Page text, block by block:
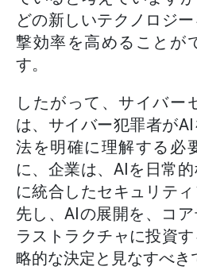
どの新しいテクノロジ
撃効率を高めることが
す。
したがって、サイバー
は、サイバー犯罪者が
法を明確に理解する必
に、企業は、AIを日常
に統合したセキュリテ
先し、AIの展開を、コ
ラストラクチャに投資
略的な決定と見なすべき